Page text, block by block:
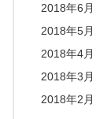
2018年6月
2018年5月
2018年4月
2018年3月
2018年2月